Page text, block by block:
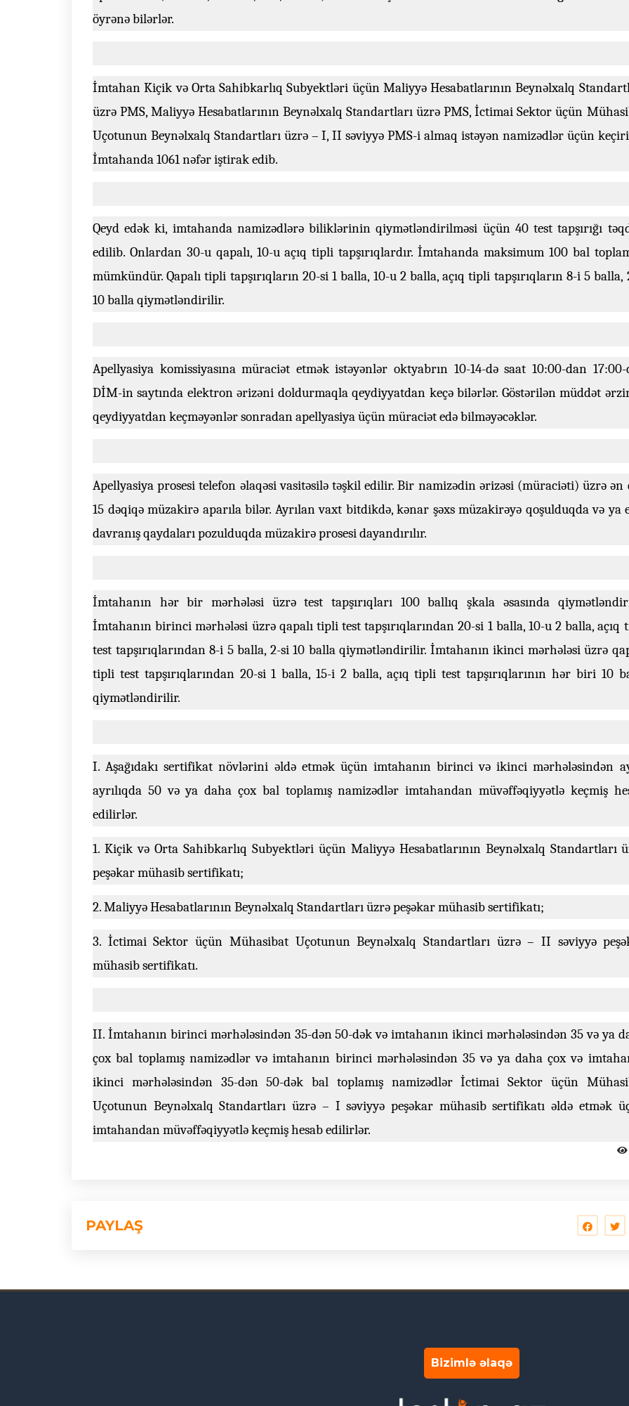
öyrənə bilərlər.
İmtahan Kiçik və Orta Sahibkarlıq Subyektləri üçün Maliyyə Hesabatlarının Beynəlxalq
üzrə PMS, Maliyyə Hesabatlarının Beynəlxalq Standartları üzrə PMS, İctimai Sektor üçün
Uçotunun Beynəlxalq Standartları üzrə – I, II səviyyə PMS-i almaq istəyən namizədlər üçün
İmtahanda 1061 nəfər iştirak edib.
Qeyd edək ki, imtahanda namizədlərə biliklərinin qiymətləndirilməsi üçün 40 test tapşırığı
edilib. Onlardan 30-u qapalı, 10-u açıq tipli tapşırıqlardır. İmtahanda maksimum 100 bal
mümkündür. Qapalı tipli tapşırıqların 20-si 1 balla, 10-u 2 balla, açıq tipli tapşırıqların 8-i 5 balla,
10 balla qiymətləndirilir.
Apellyasiya komissiyasına müraciət etmək istəyənlər oktyabrın 10-14-də saat 10:00-dan 17:00-
DİM-in saytında elektron ərizəni doldurmaqla qeydiyyatdan keçə bilərlər. Göstərilən müddət
qeydiyyatdan keçməyənlər sonradan apellyasiya üçün müraciət edə bilməyəcəklər.
Apellyasiya prosesi telefon əlaqəsi vasitəsilə təşkil edilir. Bir namizədin ərizəsi (müraciəti) üzrə ən
15 dəqiqə müzakirə aparıla bilər. Ayrılan vaxt bitdikdə, kənar şəxs müzakirəyə qoşulduqda və ya
davranış qaydaları pozulduqda müzakirə prosesi dayandırılır.
İmtahanın hər bir mərhələsi üzrə test tapşırıqları 100 ballıq şkala əsasında
İmtahanın birinci mərhələsi üzrə qapalı tipli test tapşırıqlarından 20-si 1 balla, 10-u 2 balla, açıq
test tapşırıqlarından 8-i 5 balla, 2-si 10 balla qiymətləndirilir. İmtahanın ikinci mərhələsi üzrə
tipli test tapşırıqlarından 20-si 1 balla, 15-i 2 balla, açıq tipli test tapşırıqlarının hər biri 10
qiymətləndirilir.
I. Aşağıdakı sertifikat növlərini əldə etmək üçün imtahanın birinci və ikinci mərhələsindən
ayrılıqda 50 və ya daha çox bal toplamış namizədlər imtahandan müvəffəqiyyətlə keçmiş
edilirlər.
1. Kiçik və Orta Sahibkarlıq Subyektləri üçün Maliyyə Hesabatlarının Beynəlxalq Standartları
peşəkar mühasib sertifikatı;
2. Maliyyə Hesabatlarının Beynəlxalq Standartları üzrə peşəkar mühasib sertifikatı;
3. İctimai Sektor üçün Mühasibat Uçotunun Beynəlxalq Standartları üzrə – II səviyyə
mühasib sertifikatı.
II. İmtahanın birinci mərhələsindən 35-dən 50-dək və imtahanın ikinci mərhələsindən 35 və ya
çox bal toplamış namizədlər və imtahanın birinci mərhələsindən 35 və ya daha çox və
ikinci mərhələsindən 35-dən 50-dək bal toplamış namizədlər İctimai Sektor üçün
Uçotunun Beynəlxalq Standartları üzrə – I səviyyə peşəkar mühasib sertifikatı əldə etmək
imtahandan müvəffəqiyyətlə keçmiş hesab edilirlər.
PAYLAŞ
Bizimlə əlaqə